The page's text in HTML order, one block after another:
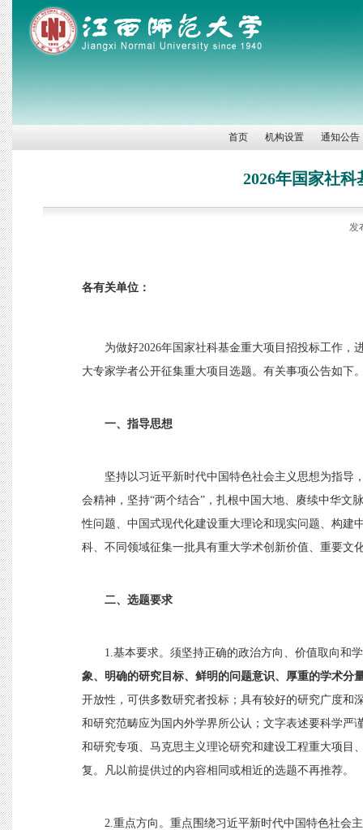
首页 机构设置 通知公告
2026年国家社
发
各有关单位：
为做好2026年国家社科基金重大项目招投标工作，
大专家学者公开征集重大项目选题。有关事项公告如下
一、指导思想
坚持以习近平新时代中国特色社会主义思想为指导
会精神，坚持“两个结合”，扎根中国大地、赓续中华文
性问题、中国式现代化建设重大理论和现实问题、构建
科、不同领域征集一批具有重大学术创新价值、重要文
二、选题要求
1.基本要求。须坚持正确的政治方向、价值取向和
象、明确的研究目标、鲜明的问题意识、厚重的学术分
开放性，可供多数研究者投标；具有较好的研究广度和
和研究范畴应为国内外学界所公认；文字表述要科学严
和研究专项、马克思主义理论研究和建设工程重大项目
复。凡以前提供过的内容相同或相近的选题不再推荐。
2.重点方向。重点围绕习近平新时代中国特色社会